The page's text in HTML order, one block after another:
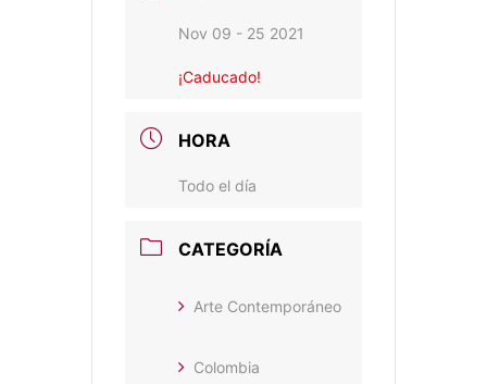
Nov 09 - 25 2021
¡Caducado!
HORA
Todo el día
CATEGORÍA
Arte Contemporáneo
Colombia